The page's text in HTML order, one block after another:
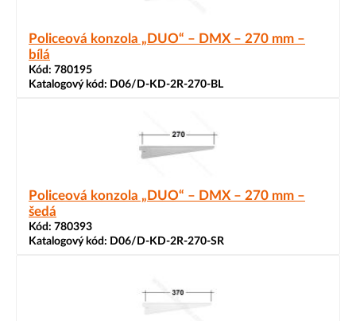
Policeová konzola „DUO“ – DMX – 270 mm –
bílá
Kód: 780195
Katalogový kód: D06/D-KD-2R-270-BL
Policeová konzola „DUO“ – DMX – 270 mm –
šedá
Kód: 780393
Katalogový kód: D06/D-KD-2R-270-SR